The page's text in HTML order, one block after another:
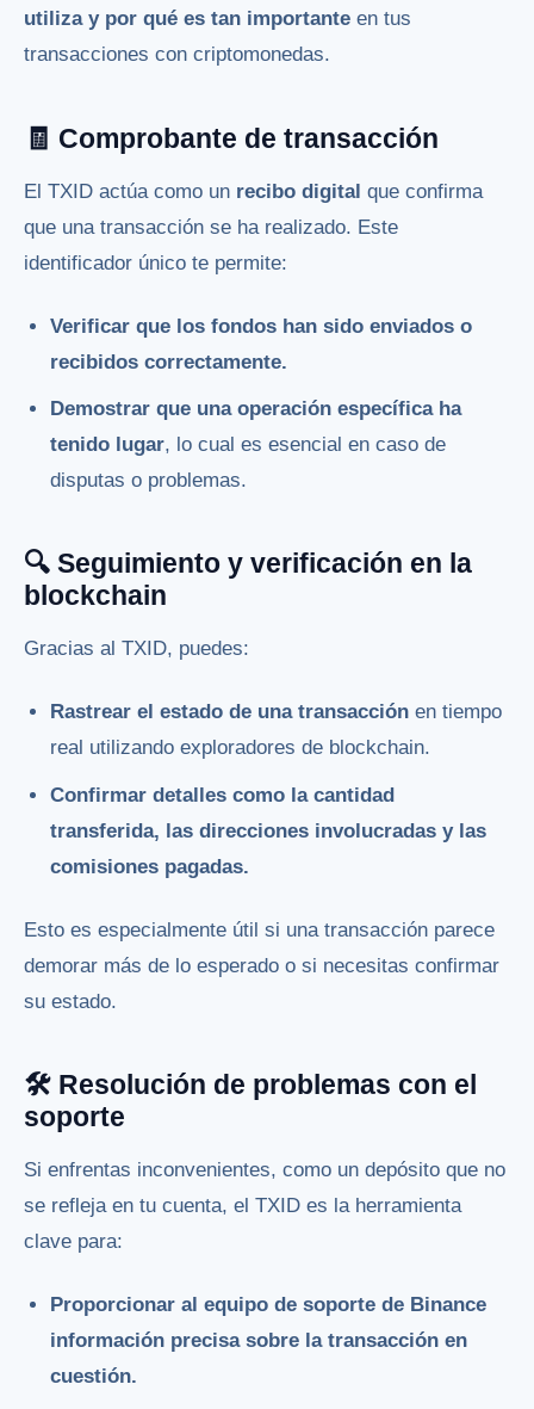
utiliza y por qué es tan importante en tus
transacciones con criptomonedas.
🧾 Comprobante de transacción
El TXID actúa como un recibo digital que confirma
que una transacción se ha realizado. Este
identificador único te permite:
Verificar que los fondos han sido enviados o
recibidos correctamente.
Demostrar que una operación específica ha
tenido lugar, lo cual es esencial en caso de
disputas o problemas.
🔍 Seguimiento y verificación en la
blockchain
Gracias al TXID, puedes:
Rastrear el estado de una transacción en tiempo
real utilizando exploradores de blockchain.
Confirmar detalles como la cantidad
transferida, las direcciones involucradas y las
comisiones pagadas.
Esto es especialmente útil si una transacción parece
demorar más de lo esperado o si necesitas confirmar
su estado.
🛠️ Resolución de problemas con el
soporte
Si enfrentas inconvenientes, como un depósito que no
se refleja en tu cuenta, el TXID es la herramienta
clave para:
Proporcionar al equipo de soporte de Binance
información precisa sobre la transacción en
cuestión.